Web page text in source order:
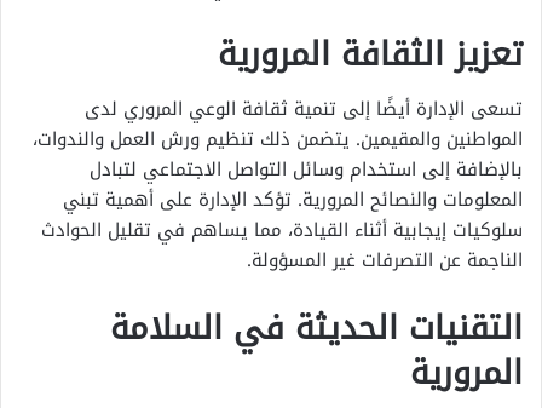
تعزيز الثقافة المرورية
تسعى الإدارة أيضًا إلى تنمية ثقافة الوعي المروري لدى
المواطنين والمقيمين. يتضمن ذلك تنظيم ورش العمل والندوات،
بالإضافة إلى استخدام وسائل التواصل الاجتماعي لتبادل
المعلومات والنصائح المرورية. تؤكد الإدارة على أهمية تبني
سلوكيات إيجابية أثناء القيادة، مما يساهم في تقليل الحوادث
الناجمة عن التصرفات غير المسؤولة.
التقنيات الحديثة في السلامة
المرورية